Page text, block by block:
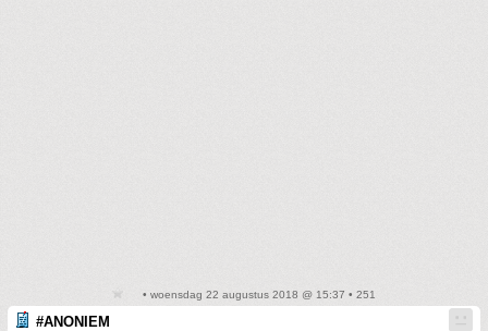
• woensdag 22 augustus 2018 @ 15:37 • 251
#ANONIEM